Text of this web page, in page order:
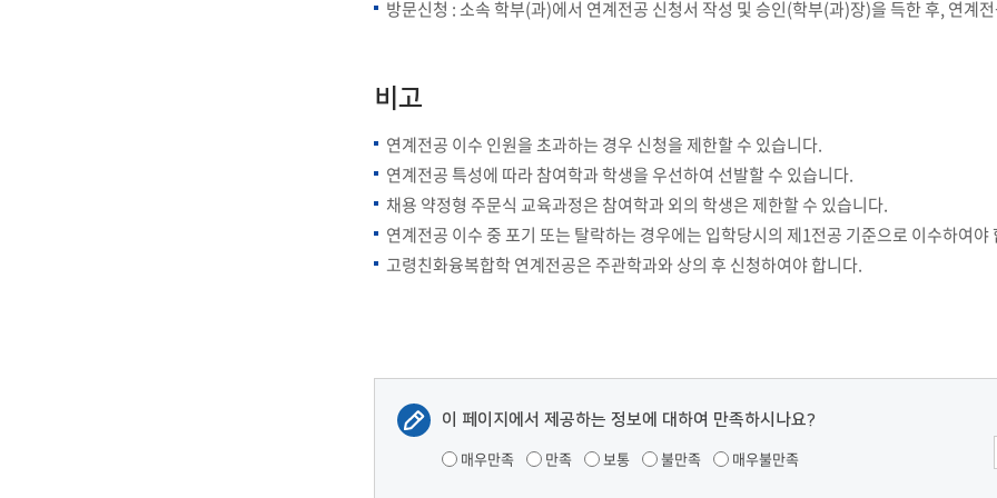
방문신청 : 소속 학부(과)에서 연계전공 신청서 작성 및 승인(학부(과)장)을 득한 후, 연계
비고
연계전공 이수 인원을 초과하는 경우 신청을 제한할 수 있습니다.
연계전공 특성에 따라 참여학과 학생을 우선하여 선발할 수 있습니다.
채용 약정형 주문식 교육과정은 참여학과 외의 학생은 제한할 수 있습니다.
연계전공 이수 중 포기 또는 탈락하는 경우에는 입학당시의 제1전공 기준으로 이수하여야
고령친화융복합학 연계전공은 주관학과와 상의 후 신청하여야 합니다.
이 페이지에서 제공하는 정보에 대하여 만족하시나요?
매우만족 만족 보통 불만족 매우불만족